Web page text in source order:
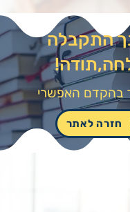
התקבלה
בהקדם האפשרי
חזרה לאתר